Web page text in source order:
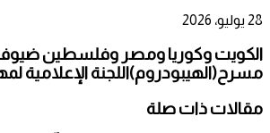
28 يوليو، 2026
الكويت وكوريا ومصر وفلسطين
مسرح(الهيبودروم)اللجنة الإعلامية
مقالات ذات صلة